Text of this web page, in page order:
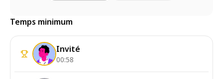
Temps minimum
Invité
00:58